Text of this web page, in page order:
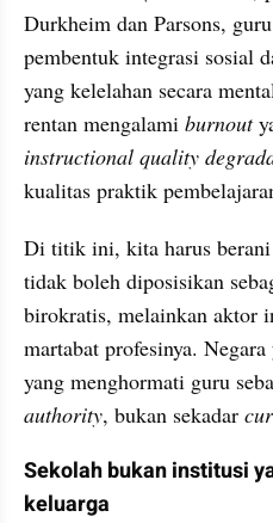
Durkheim dan Parsons,
pembentuk integrasi sosial
yang kelelahan secara
rentan mengalami burnout
instructional quality
kualitas praktik
Di titik ini, kita harus berani
tidak boleh diposisikan
birokratis, melainkan aktor
martabat profesinya.
yang menghormati guru
authority, bukan sekadar
Sekolah bukan institusi
keluarga